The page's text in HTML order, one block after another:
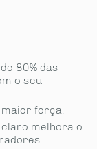
80% das
o seu
maior força.
melhora o